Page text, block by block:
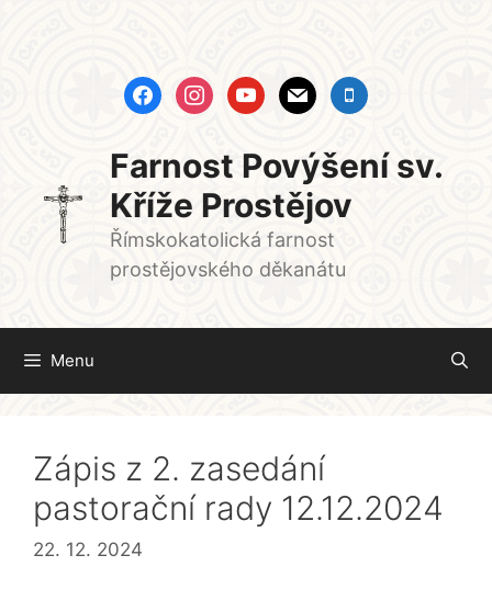
facebookinstagramyoutubemail mobile
Farnost Povýšení sv.
Kříže Prostějov
Římskokatolická farnost
prostějovského děkanátu
Menu
Zápis z 2. zasedání
pastorační rady 12.12.2024
22. 12. 2024